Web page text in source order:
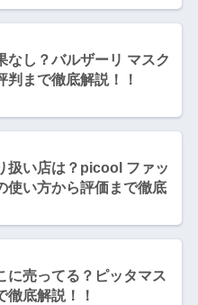
なし？バルザーリ マスク
判まで徹底解説！！
扱い店は？picool ファッ
使い方から評価まで徹底
に売ってる？ピッタマス
徹底解説！！